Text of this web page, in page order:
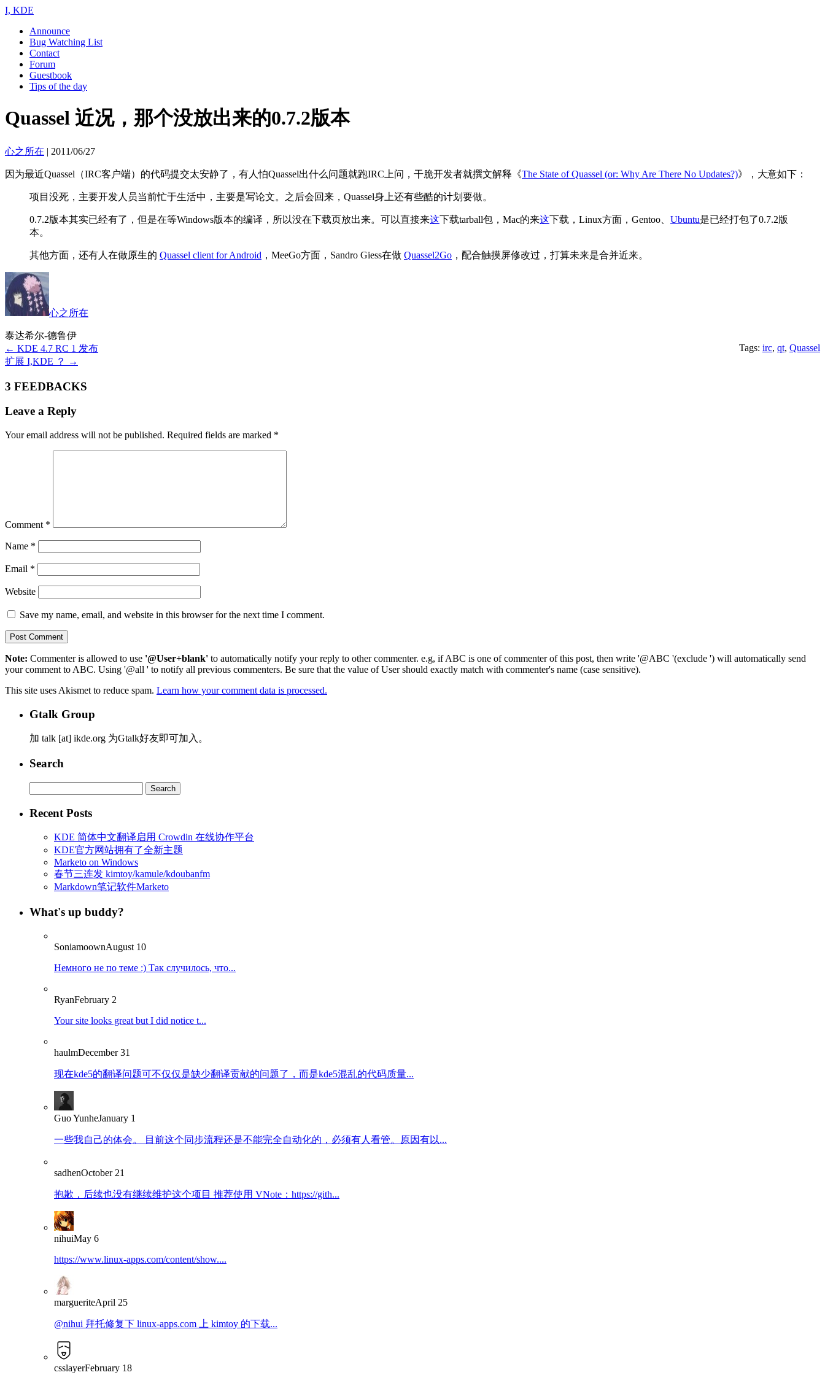
I, KDE
Announce
Bug Watching List
Contact
Forum
Guestbook
Tips of the day
Quassel 近况，那个没放出来的0.7.2版本
心之所在 | 2011/06/27
因为最近Quassel（IRC客户端）的代码提交太安静了，有人怕Quassel出什么问题就跑IRC上问，干脆开发者就撰文解释《The State of Quassel (or: Why Are There No Updates?)》，大意如下：
项目没死，主要开发人员当前忙于生活中，主要是写论文。之后会回来，Quassel身上还有些酷的计划要做。
0.7.2版本其实已经有了，但是在等Windows版本的编译，所以没在下载页放出来。可以直接来这下载tarball包，Mac的来这下载，Linux方面，Gentoo、 Ubuntu是已经打包了0.7.2版
本。
其他方面，还有人在做原生的 Quassel client for Android ，MeeGo方面，Sandro Giess在做 Quassel2Go ，配合触摸屏修改过，打算未来是合并近来。
心之所在
泰达希尔-德鲁伊
Tags: irc, qt, Quassel
← KDE 4.7 RC 1 发布
扩展 I,KDE ？
→
3 FEEDBACKS
Leave a Reply
Your email address will not be published. Required fields are marked *
Comment *
Name *
Email *
Website
Save my name, email, and website in this browser for the next time I comment.
Note: Commenter is allowed to use '@User+blank' to automatically notify your reply to other commenter. e.g, if ABC is one of commenter of this post, then write '@ABC '(exclude ') will automatically send
your comment to ABC. Using '@all ' to notify all previous commenters. Be sure that the value of User should exactly match with commenter's name (case sensitive).
This site uses Akismet to reduce spam. Learn how your comment data is processed.
Gtalk Group
加 talk [at] ikde.org 为Gtalk好友即可加入。
Search
for:
Recent Posts
KDE 简体中文翻译启用 Crowdin 在线协作平台
KDE官方网站拥有了全新主题
Marketo on Windows
春节三连发 kimtoy/kamule/kdoubanfm
Markdown笔记软件Marketo
What's up buddy?
SoniamoownAugust 10
Немного не по теме :) Так случилось, что...
RyanFebruary 2
Your site looks great but I did notice t...
haulmDecember 31
现在kde5的翻译问题可不仅仅是缺少翻译贡献的问题了，而是kde5混乱的代码质量...
Guo YunheJanuary 1
一些我自己的体会。 目前这个同步流程还是不能完全自动化的，必须有人看管。原因有以...
sadhenOctober 21
抱歉，后续也没有继续维护这个项目 推荐使用 VNote：https://gith...
nihuiMay 6
https://www.linux-apps.com/content/show....
margueriteApril 25
@nihui 拜托修复下 linux-apps.com 上 kimtoy 的下载...
csslayerFebruary 18